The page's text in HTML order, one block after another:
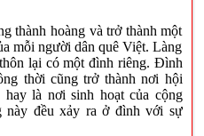
hoàng và trở thành một
mỗi người dân quê Việt. Làng
lại có một đình riêng. Đình
thời cũng trở thành nơi hội
là nơi sinh hoạt của cộng
này đều xảy ra ở đình với sự